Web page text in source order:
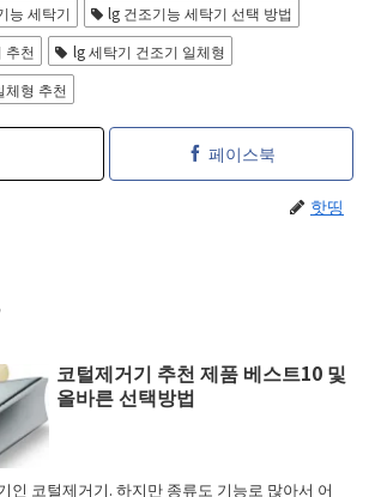
능 세탁기
lg 건조기능 세탁기 선택 방법
추천
lg 세탁기 건조기 일체형
체형 추천
페이스북
핫띵
코털제거기 추천 제품 베스트10 및
올바른 선택방법
인 코털제거기. 하지만 종류도 기능로 많아서 어